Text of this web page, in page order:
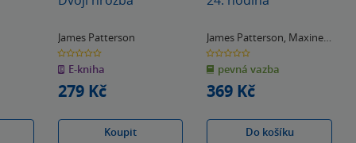
James Patterson
0.0
z
5
hvězdiček
E-kniha
279 Kč
Koupit
James Patterson, Maxine
Paetro
0.0
z
5
hvězdiček
pevná vazba
369 Kč
Do košíku